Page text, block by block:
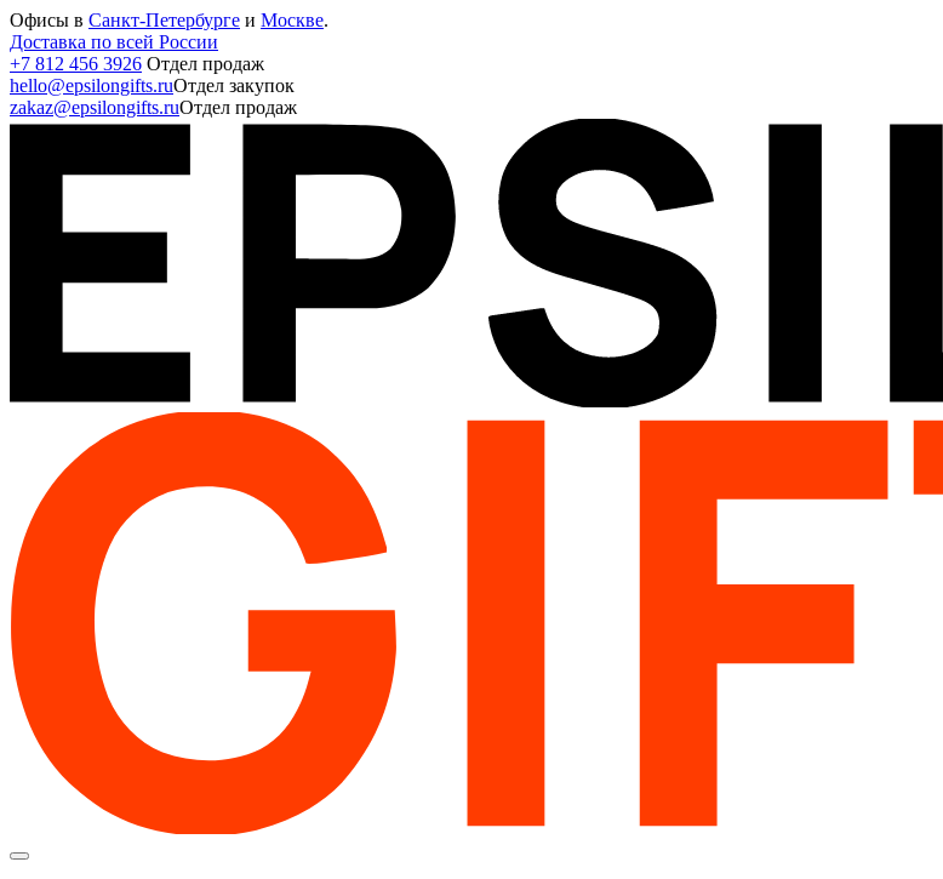
Офисы в Санкт-Петербурге и Москве.
Доставка по всей России
+7 812 456 3926 Отдел продаж
hello@epsilongifts.ruОтдел закупок
zakaz@epsilongifts.ruОтдел продаж